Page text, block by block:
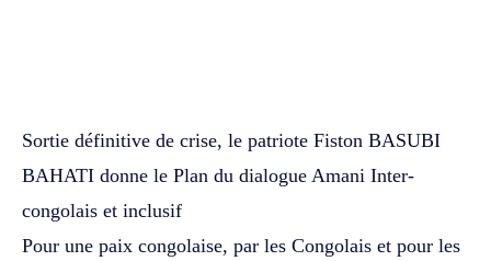
Sortie définitive de crise, le patriote Fiston BASUBI
BAHATI donne le Plan du dialogue Amani Inter-
congolais et inclusif
Pour une paix congolaise, par les Congolais et pour les